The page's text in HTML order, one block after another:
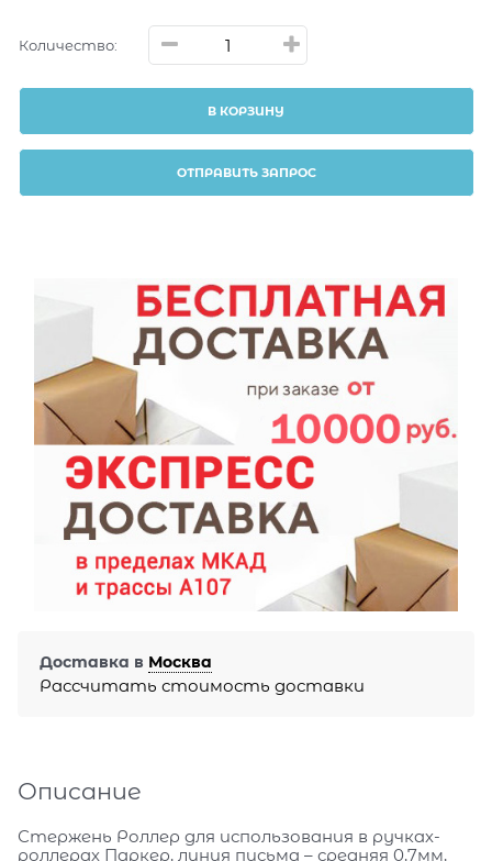
Количество:
В КОРЗИНУ
ОТПРАВИТЬ ЗАПРОС
Доставка в Москва
Рассчитать стоимость доставки
Описание
Стержень Роллер для использования в ручках-
роллерах Паркер, линия письма – средняя 0,7мм,